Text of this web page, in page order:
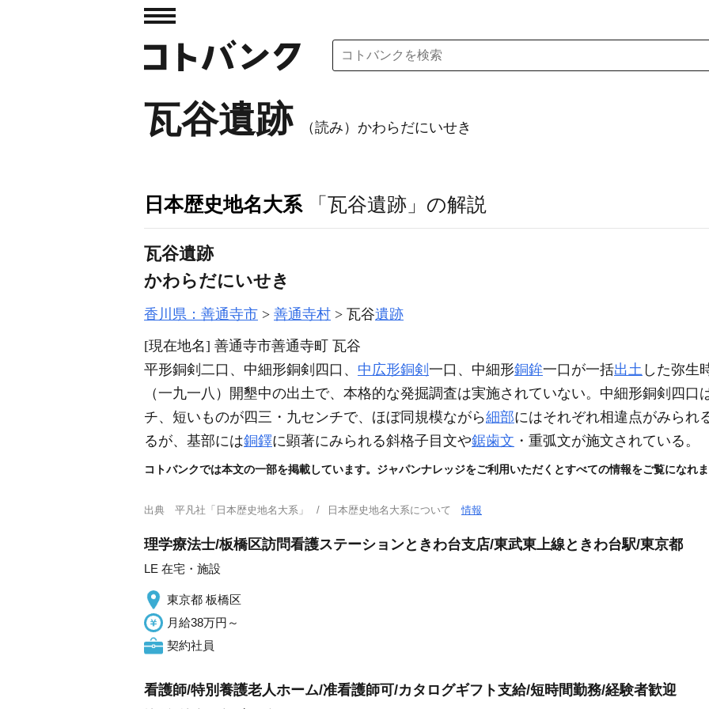
瓦谷遺跡 （読み）かわらだにいせき
日本歴史地名大系 「瓦谷遺跡」の解説
瓦谷遺跡
かわらだにいせき
香川県：善通寺市 善通寺村 瓦谷遺跡
[現在地名] 善通寺市善通寺町 瓦谷
平形銅剣二口、中細形銅剣四口、 中広形銅剣 一口、中細形銅鉾一口が一括出土 した弥生
（一九一八） 開墾中の出土で、本格的な発掘調査は実施されていない。中細形銅剣四口
チ、短いものが四三・九センチで、ほぼ同規模ながら細部にはそれぞれ相違点がみられ
るが、基部には銅鐸に顕著にみられる斜格子目文や鋸歯文 ・重弧文が施文されている。
コトバンクでは本文の一部を掲載しています。ジャパンナレッジをご利用いただくとすべての情報をご覧になれ
出典 平凡社「日本歴史地名大系」 日本歴史地名大系について情報
理学療法士/板橋区訪問看護ステーションときわ台支店/東武東上線ときわ台駅/東京都
LE 在宅・施設
東京都 板橋区
月給38万円～
契約社員
看護師/特別養護老人ホーム/准看護師可/カタログギフト支給/短時間勤務/経験者歓迎